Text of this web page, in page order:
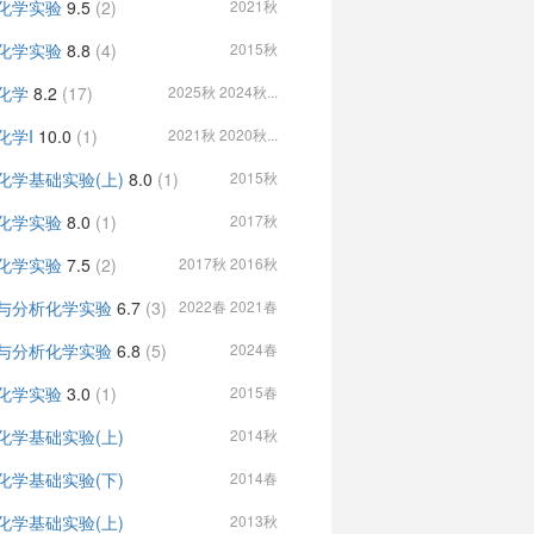
学实验 9.5 (2) 2021秋
学实验 8.8 (4) 2015秋
学 8.2 (17) 2025秋 2024秋...
学I 10.0 (1) 2021秋 2020秋...
学基础实验(上) 8.0 (1) 2015秋
学实验 8.0 (1) 2017秋
学实验 7.5 (2) 2017秋 2016秋
分析化学实验 6.7 (3) 2022春 2021春
分析化学实验 6.8 (5) 2024春
学实验 3.0 (1) 2015春
学基础实验(上) 2014秋
学基础实验(下) 2014春
学基础实验(上) 2013秋